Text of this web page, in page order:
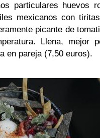
particulares huevos
mexicanos con
picante de
Llena, mejor
en pareja (7,50 euros).